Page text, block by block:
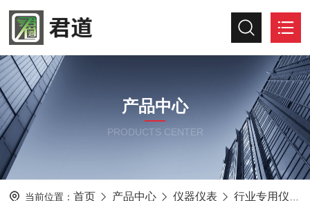
产品中心
PRODUCTS CENTER
当前位置： 首页 产品中心 仪器仪表 行业专用仪器仪表